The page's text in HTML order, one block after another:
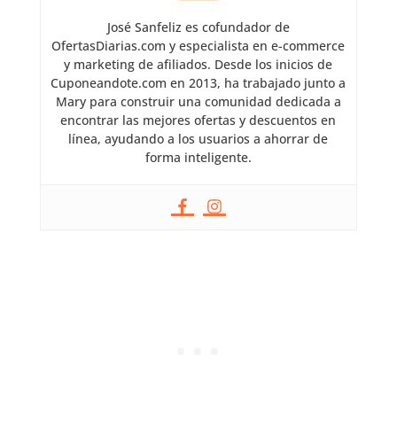
José Sanfeliz es cofundador de
OfertasDiarias.com y especialista en e-commerce
y marketing de afiliados. Desde los inicios de
Cuponeandote.com en 2013, ha trabajado junto a
Mary para construir una comunidad dedicada a
encontrar las mejores ofertas y descuentos en
línea, ayudando a los usuarios a ahorrar de
forma inteligente.